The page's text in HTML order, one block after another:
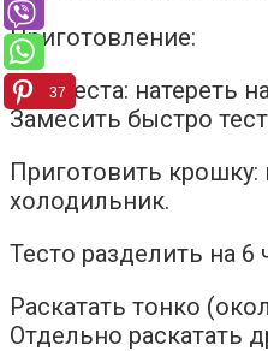
Приготовление:
Для теста: натереть
Замесить быстро
Приготовить крошку:
холодильник.
Тесто разделить на 6
Раскатать тонко
Отдельно раскатать
37